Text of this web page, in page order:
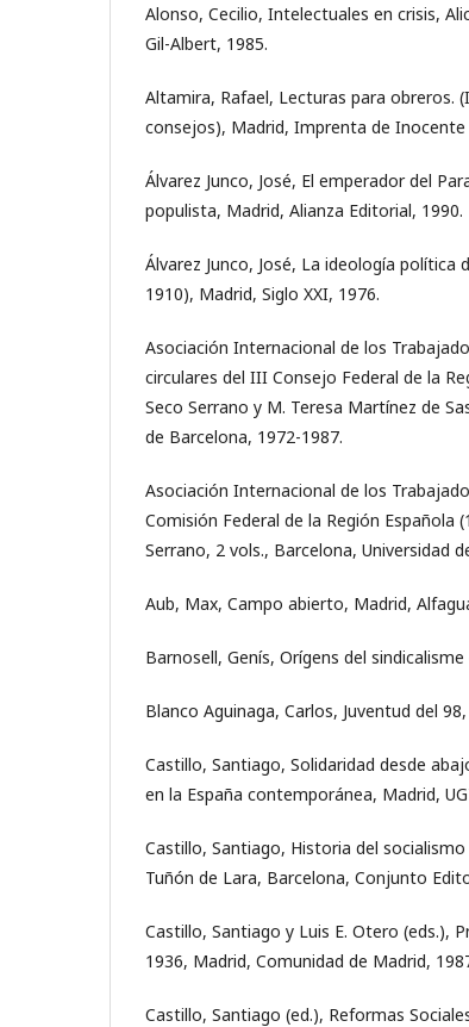
Alonso, Cecilio, Intelectuales en crisis,
Gil-Albert, 1985.
Altamira, Rafael, Lecturas para obreros.
consejos), Madrid, Imprenta de Inocente
Álvarez Junco, José, El emperador del
populista, Madrid, Alianza Editorial, 1990.
Álvarez Junco, José, La ideología política
1910), Madrid, Siglo XXI, 1976.
Asociación Internacional de los
circulares del III Consejo Federal de la
Seco Serrano y M. Teresa Martínez de
de Barcelona, 1972-1987.
Asociación Internacional de los
Comisión Federal de la Región Española
Serrano, 2 vols., Barcelona, Universidad
Aub, Max, Campo abierto, Madrid,
Barnosell, Genís, Orígens del
Blanco Aguinaga, Carlos, Juventud del
Castillo, Santiago, Solidaridad desde
en la España contemporánea, Madrid,
Castillo, Santiago, Historia del
Tuñón de Lara, Barcelona, Conjunto
Castillo, Santiago y Luis E. Otero (eds.),
1936, Madrid, Comunidad de Madrid,
Castillo, Santiago (ed.), Reformas